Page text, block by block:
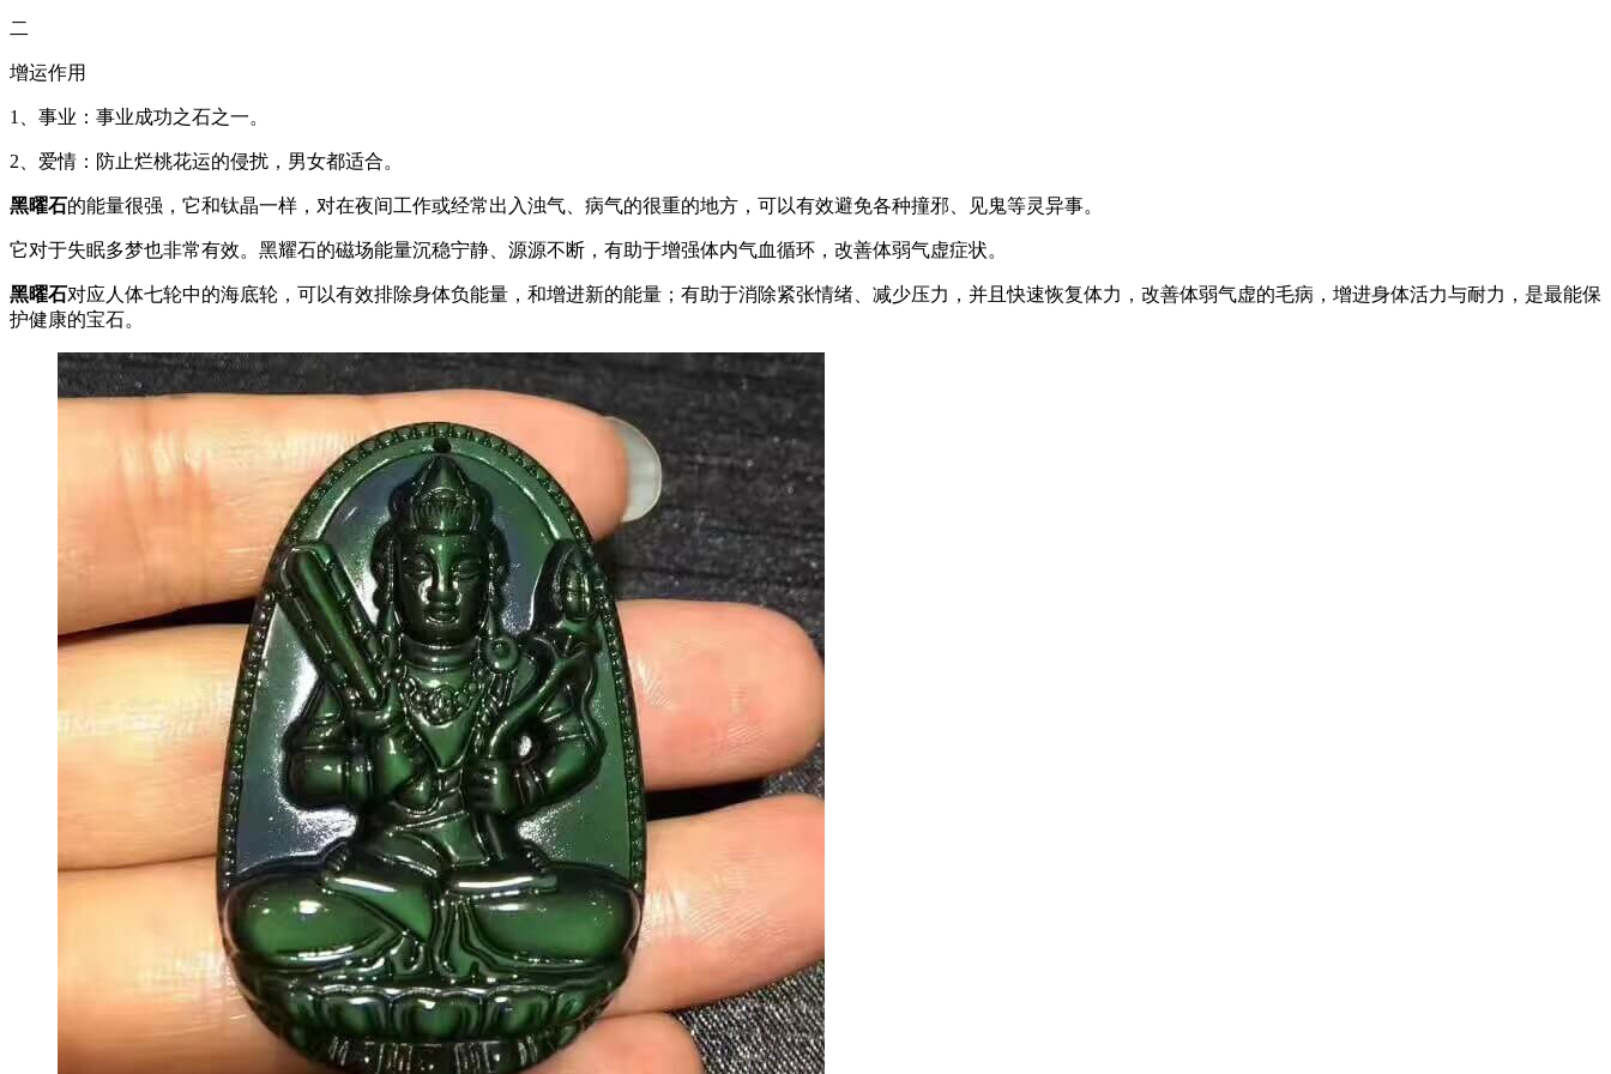
二
增运作用
1、事业：事业成功之石之一。
2、爱情：防止烂桃花运的侵扰，男女都适合。
黑曜石的能量很强，它和钛晶一样，对在夜间工作或经常出入浊气、病气的很重的地方，可以有效避免各种撞邪、见鬼等灵异事。
它对于失眠多梦也非常有效。黑耀石的磁场能量沉稳宁静、源源不断，有助于增强体内气血循环，改善体弱气虚症状。
黑曜石对应人体七轮中的海底轮，可以有效排除身体负能量，和增进新的能量；有助于消除紧张情绪、减少压力，并且快速恢复体力，改善体弱气虚的毛病，增进身体活力与耐力，是最能保
护健康的宝石。